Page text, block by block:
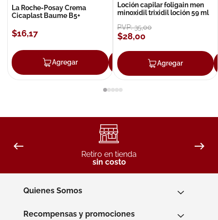
La Roche-Posay Crema
Cicaplast Baume B5+
$16,17
Agregar Agregar
Loción capilar foligain men
minoxidil trixidil loción 59 ml
PVP:35,00
$28,00
Agregar
Retiro en tienda
sin costo
Quienes Somos
Recompensas y promociones